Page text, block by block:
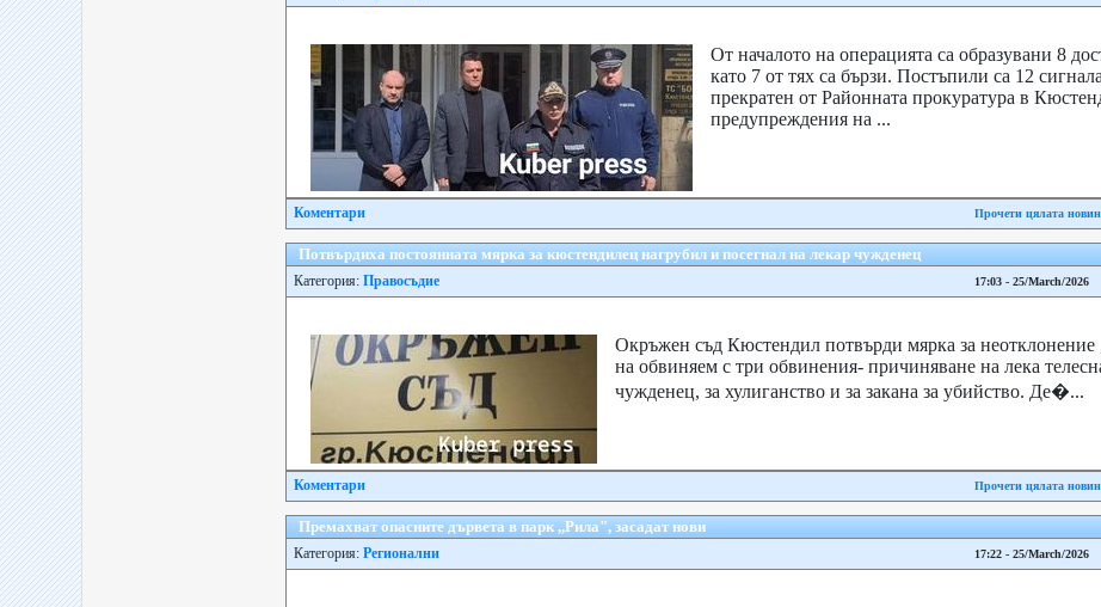
От началото на операцията са образувани 8
като 7 от тях са бързи. Постъпили са 12
прекратен от Районната прокуратура в
предупреждения на ...
Коментари Прочети цялата
Потвърдиха постоянната мярка за кюстендилец нагрубил и посегнал на лекар чужденец
Категория: Правосъдие 17:03 - 25/March/2026
Окръжен съд Кюстендил потвърди мярка за неотклонение
на обвиняем с три обвинения- причиняване на лека
чужденец, за хулиганство и за закана за убийство. Де�...
Коментари Прочети цялата
Премахват опасните дървета в парк ,,Рила", засадат нови
Категория: Регионални 17:22 - 25/March/2026